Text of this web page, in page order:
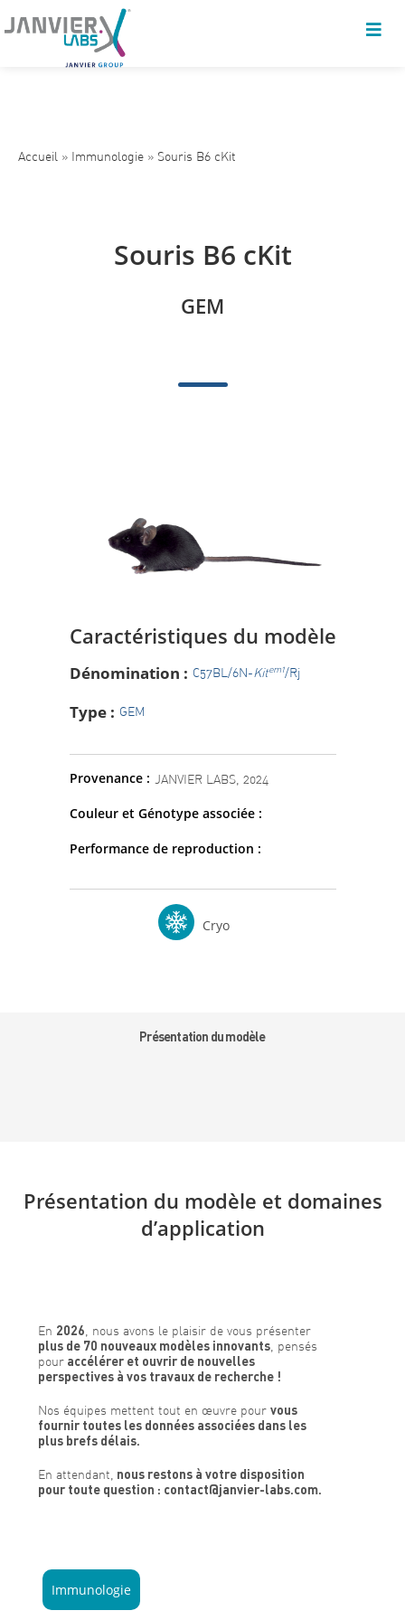
Accueil » Immunologie » Souris B6 cKit
Souris B6 cKit
GEM
Caractéristiques du modèle
Dénomination : C57BL/6N-Kitem1/Rj
Type : GEM
Provenance : JANVIER LABS, 2024
Couleur et Génotype associée :
Performance de reproduction :
Cryo
Présentation du modèle
Présentation du modèle et domaines
d’application
En 2026 , nous avons le plaisir de vous présenter
plus de 70 nouveaux modèles innovants , pensés
pour accélérer et ouvrir de nouvelles
perspectives à vos travaux de recherche !
Nos équipes mettent tout en œuvre pourvous
fournir toutes les données associées dans les
plus brefs délais.
En attendant, nous restons à votre disposition
pour toute question : contact@janvier-labs.com.
Immunologie